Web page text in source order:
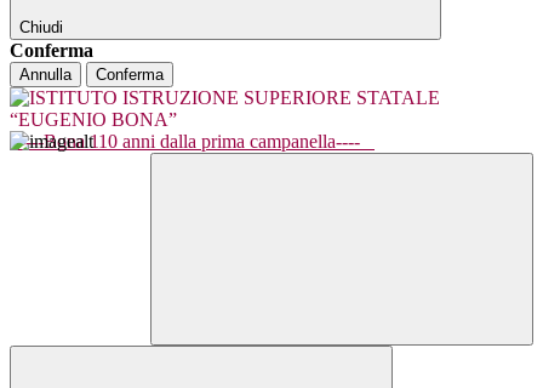
Chiudi
Conferma
Annulla Conferma
----Bona 110 anni dalla prima campanella----